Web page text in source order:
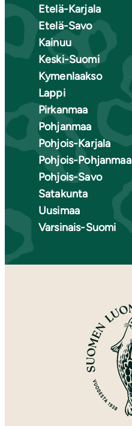
Etelä-Karjala
Etelä-Savo
Kainuu
Keski-Suomi
Kymenlaakso
Lappi
Pirkanmaa
Pohjanmaa
Pohjois-Karjala
Pohjois-Pohjanmaa
Pohjois-Savo
Satakunta
Uusimaa
Varsinais-Suomi